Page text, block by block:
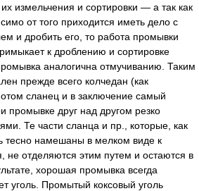
измельчения и сортировки — а так как
от того приходится иметь дело с
и дробить его, то работа промывки
к дроблению и сортировке
аналогична отмучиванию. Таким
прежде всего колчедан (как
сланец и в заключение самый
промывке друг над другом резко
Те части сланца и пр., которые, как
тесно намешаны в мелком виде к
не отделяются этим путем и остаются в
хорошая промывка всегда
уголь. Промытый коксовый уголь